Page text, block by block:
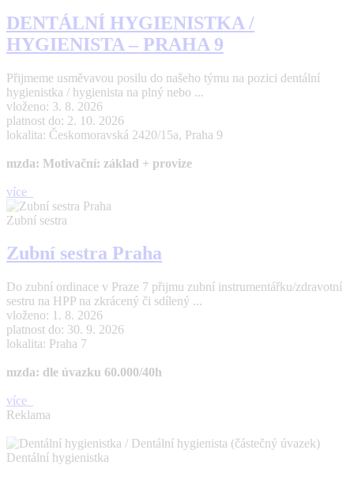
DENTÁLNÍ HYGIENISTKA /
HYGIENISTA – PRAHA 9
Přijmeme usměvavou posilu do našeho týmu na pozici dentální
hygienistka / hygienista na plný nebo ...
vloženo: 3. 8. 2026
platnost do: 2. 10. 2026
lokalita: Českomoravská 2420/15a, Praha 9
mzda: Motivační: základ + provize
více
Zubní sestra
Zubní sestra Praha
Do zubní ordinace v Praze 7 přijmu zubní instrumentářku/zdravotní
sestru na HPP na zkrácený či sdílený ...
vloženo: 1. 8. 2026
platnost do: 30. 9. 2026
lokalita: Praha 7
mzda: dle úvazku 60.000/40h
více
Reklama
Dentální hygienistka